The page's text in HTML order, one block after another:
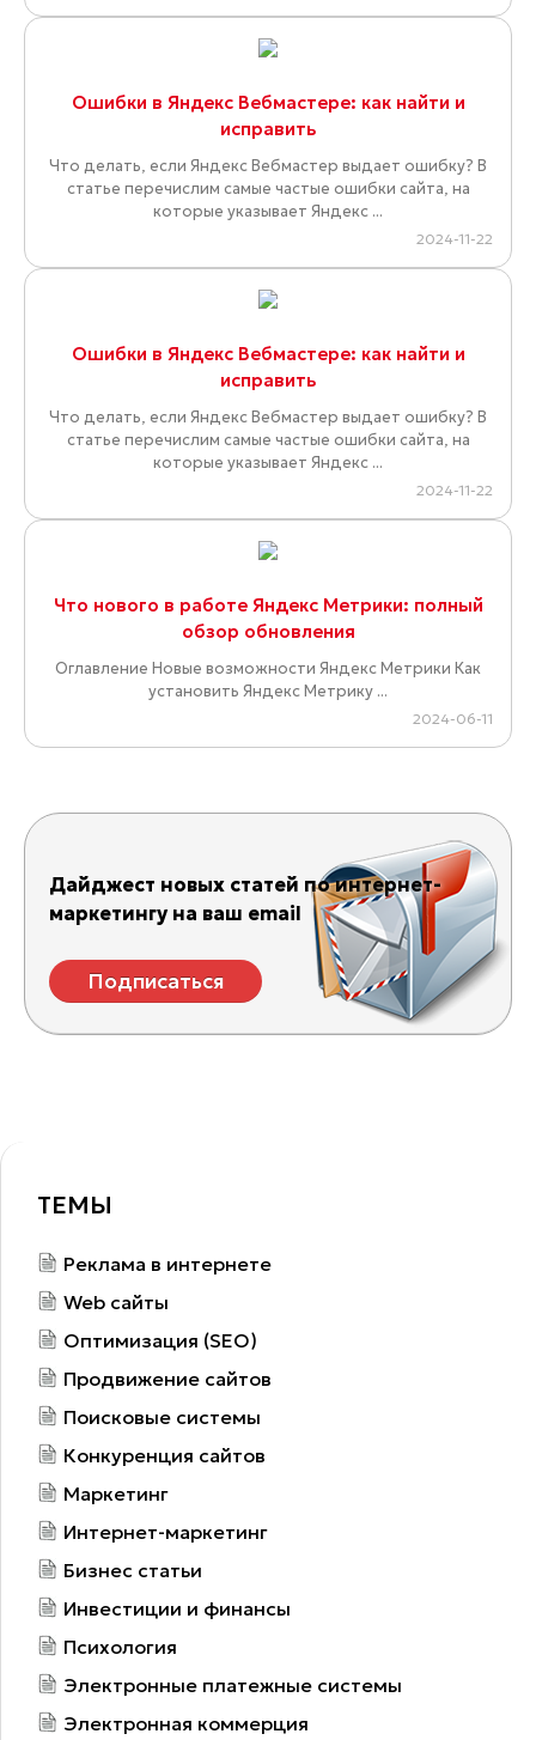
Ошибки в Яндекс Вебмастере: как найти и
исправить
Что делать, если Яндекс Вебмастер выдает ошибку? В
статье перечислим самые частые ошибки сайта, на
которые указывает Яндекс ...
2024-11-22
Ошибки в Яндекс Вебмастере: как найти и
исправить
Что делать, если Яндекс Вебмастер выдает ошибку? В
статье перечислим самые частые ошибки сайта, на
которые указывает Яндекс ...
2024-11-22
Что нового в работе Яндекс Метрики: полный
обзор обновления
Оглавление Новые возможности Яндекс Метрики Как
установить Яндекс Метрику ...
2024-06-11
Дайджест новых статей по интернет-
маркетингу на ваш email
Подписаться
ТЕМЫ
Реклама в интернете
Web сайты
Оптимизация (SEO)
Продвижение сайтов
Поисковые системы
Конкуренция сайтов
Маркетинг
Интернет-маркетинг
Бизнес статьи
Инвестиции и финансы
Психология
Электронные платежные системы
Электронная коммерция